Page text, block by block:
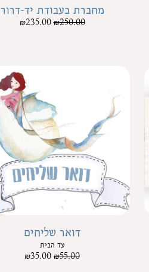
מחברת בעבודת יד-דרור
₪250.00
₪235.00
דואר שליחים
עד הבית
₪55.00
₪35.00